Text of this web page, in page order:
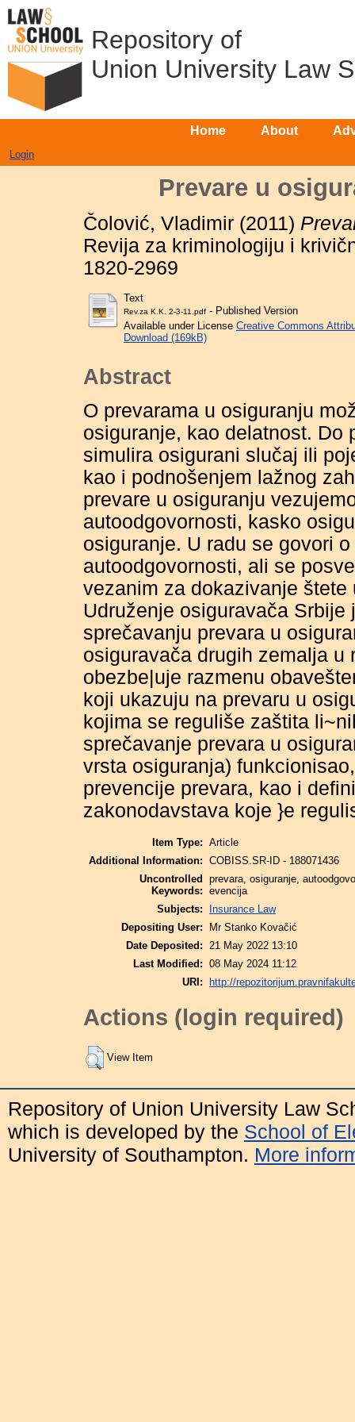
Repository of
Union University Law
Home About
Login
Prevare u
Čolović, Vladimir (2011)
Revija za kriminologiju i
1820-2969
Text
Rev.za K.K. 2-3-11.pdf - Published Version
Available under License Creative Commons
Download (169kB)
Abstract
O prevarama u osiguranju
osiguranje, kao delatnost. Do
simulira osigurani slučaj ili
kao i podnošenjem lažnog
prevare u osiguranju
autoodgovornosti, kasko
osiguranje. U radu se govori
autoodgovornosti, ali se
vezanim za dokazivanje
Udruženje osiguravača
sprečavanju prevara u
osiguravača drugih zemalja u
obezbe|uje razmenu
koji ukazuju na prevaru u
kojima se reguliše zaštita
sprečavanje prevara u
vrsta osiguranja)
prevencije prevara, kao i
zakonodavstava koje }e
Item Type: Article
Additional Information: COBISS.SR-ID - 188071436
Uncontrolled
Keywords:
prevara, osiguranje,
evencija
Subjects:
Insurance Law
Depositing User:
Mr Stanko Kovačić
Date Deposited:
21 May 2022 13:10
Last Modified: 08 May 2024 11:12
URI:
http://
Actions (login required)
View Item
Repository of Union University Law
which is developed by the School of
University of Southampton. More